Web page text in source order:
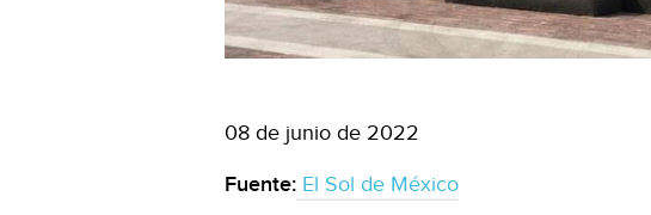
08 de junio de 2022
Fuente: El Sol de México